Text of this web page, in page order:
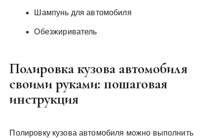
Шампунь для автомобиля
Обезжириватель
Полировка кузова автомобиля
своими руками: пошаговая
инструкция
Полировку кузова автомобиля можно выполнить